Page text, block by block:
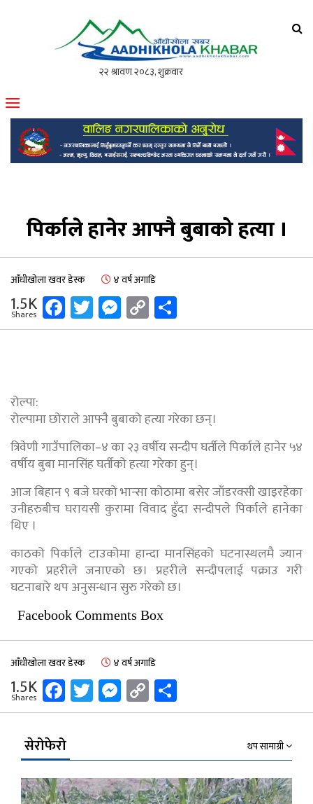
मोफसलकै लोकप्रिय अनलाइन पत्रिका
पिर्काले हानेर आफ्नै बुबाको हत्या ।
आँधीखोला खवर डेस्क ४ वर्ष अगाडि
1.5K
Shares Facebook
Twitter
Messenger
Copy
Link
रोल्पा:
रोल्पामा छोराले आफ्नै बुबाको हत्या गरेका छन्।
त्रिवेणी गाउँपालिका–४ का २३ वर्षीय सन्दीप घर्तीले पिर्काले हानेर ५४
वर्षीय बुबा मानसिंह घर्तीको हत्या गरेका हुन्।
आज बिहान ९ बजे घरको भान्सा कोठामा बसेर जाँडरक्सी खाइरहेका
उनीहरुबीच घरायसी कुरामा विवाद हुँदा सन्दीपले पिर्काले हानेका
थिए ।
काठको पिर्काले टाउकोमा हान्दा मानसिंहको घटनास्थलमै ज्यान
गएको प्रहरीले जनाएको छ। प्रहरीले सन्दीपलाई पक्राउ गरी
घटनाबारे थप अनुसन्धान सुरु गरेको छ।
Facebook Comments Box
आँधीखोला खवर डेस्क ४ वर्ष अगाडि
1.5K
Shares Facebook
Twitter
Messenger
Copy
Link
सेरोफेरो थप सामाग्री